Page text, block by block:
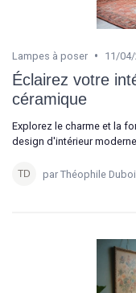
Lampes à poser • 11/
Éclairez votre
céramique
Explorez le charme et la
design d'intérieur
par Théophile